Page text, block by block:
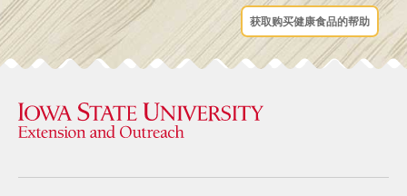
获取购买健康食品的帮助